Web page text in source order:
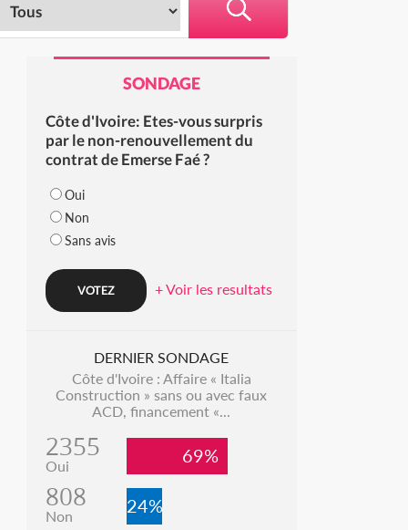
SONDAGE
Côte d'Ivoire: Etes-vous surpris
par le non-renouvellement du
contrat de Emerse Faé ?
Oui
Non
Sans avis
+ Voir les resultats
DERNIER SONDAGE
Côte d'Ivoire : Affaire « Italia
Construction » sans ou avec faux
ACD, financement «...
2355
Oui 69%
808
Non 24%